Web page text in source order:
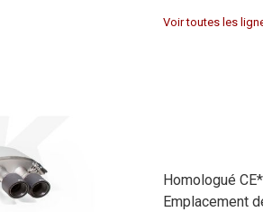
Voir toutes les
Homologué CE*
Emplacement